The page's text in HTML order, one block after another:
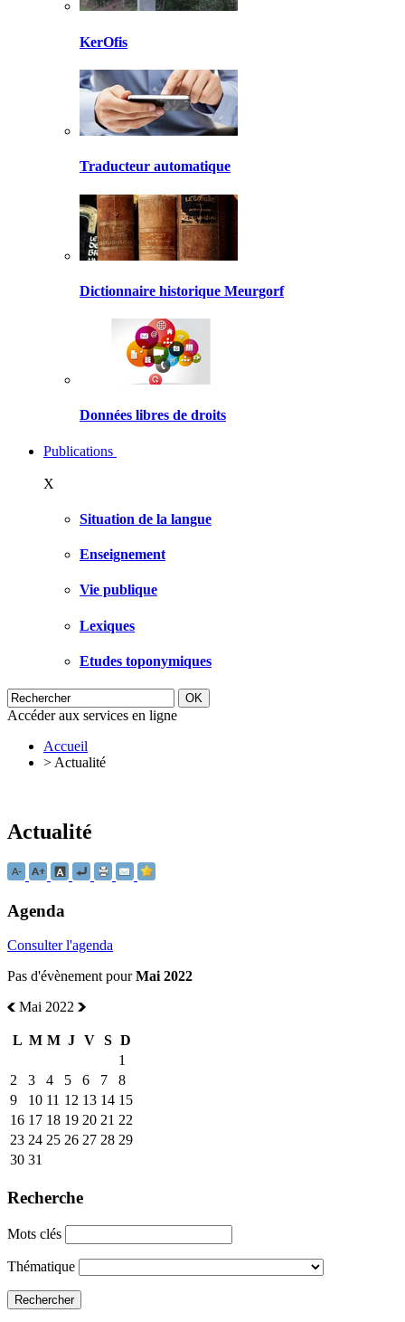
KerOfis
Traducteur automatique
Dictionnaire historique Meurgorf
Données libres de droits
Publications
X
Situation de la langue
Enseignement
Vie publique
Lexiques
Etudes toponymiques
Accéder aux services en ligne
Accueil
> Actualité
Actualité
Agenda
Consulter l'agenda
Pas d'évènement pourMai 2022
Mai 2022
L M M J V S D
1
2
3 4 5 6 7
8
9
10 11 12 13 14 15
16 17 18 19 20 21 22
23 24 25 26 27 28 29
30 31
Recherche
Mots clés
Thématique